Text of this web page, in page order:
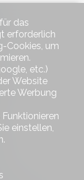
das
erforderlich
Cookies, um
etc.)
Website
Werbung
einstellen,